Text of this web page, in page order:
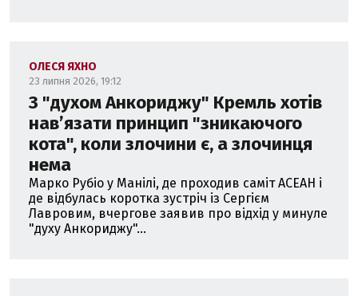
ОЛЕСЯ ЯХНО
23 липня 2026, 19:12
З "духом Анкориджу" Кремль хотів
навʼязати принцип "зникаючого
кота", коли злочини є, а злочинця
нема
Марко Рубіо у Манілі, де проходив саміт АСЕАН і
де відбулась коротка зустріч із Сергієм
Лавровим, вчергове заявив про відхід у минуле
"духу Анкориджу"...